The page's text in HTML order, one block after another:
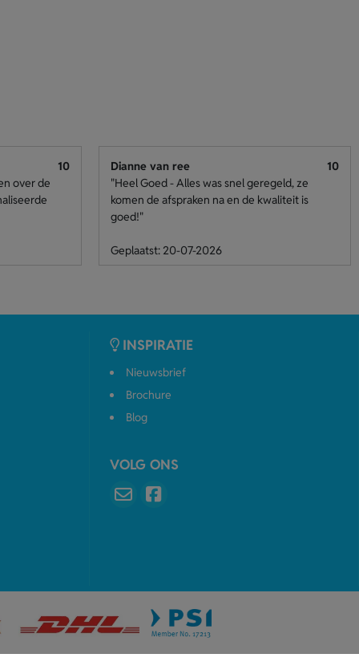
10
over de
Dianne van ree
10
"Heel Goed - Alles was snel geregeld, ze
komen de afspraken na en de kwaliteit is
goed!"
Geplaatst: 20-07-2026
INSPIRATIE
Nieuwsbrief
Brochure
Blog
VOLG ONS